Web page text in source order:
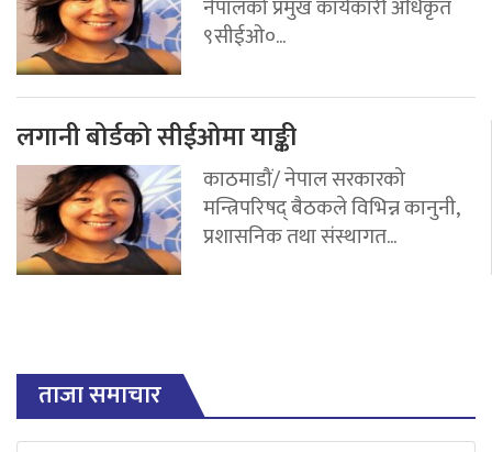
नेपालको प्रमुख कार्यकारी अधिकृत
९सीईओ०...
लगानी बोर्डको सीईओमा याङ्की
काठमाडौं/ नेपाल सरकारको
मन्त्रिपरिषद् बैठकले विभिन्न कानुनी,
प्रशासनिक तथा संस्थागत...
ताजा समाचार